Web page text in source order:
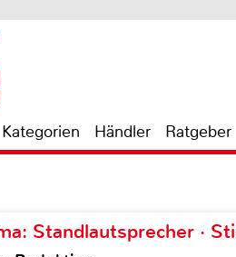
Kategorien Händler Ratgeber
Standlautsprecher ·